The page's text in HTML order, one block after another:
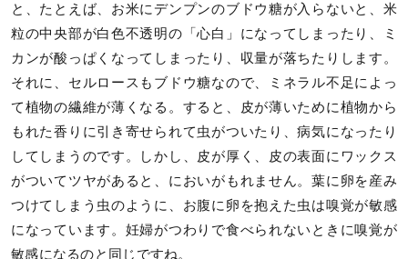
と、たとえば、お米にデンプンのブドウ糖が入らないと、米
粒の中央部が白色不透明の「心白」になってしまったり、ミ
カンが酸っぱくなってしまったり、収量が落ちたりします。
それに、セルロースもブドウ糖なので、ミネラル不足によっ
て植物の繊維が薄くなる。すると、皮が薄いために植物から
もれた香りに引き寄せられて虫がついたり、病気になったり
してしまうのです。しかし、皮が厚く、皮の表面にワックス
がついてツヤがあると、においがもれません。葉に卵を産み
つけてしまう虫のように、お腹に卵を抱えた虫は嗅覚が敏感
になっています。妊婦がつわりで食べられないときに嗅覚が
敏感になるのと同じですね。